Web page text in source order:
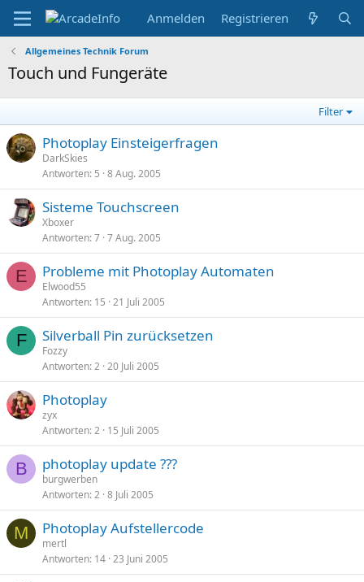
Anmelden Registrieren
Allgemeines Technik Forum
Touch und Fungeräte
Filter
Photoplay Einsteigerfragen
DarkSkies
Antworten 5 8 Aug. 2005
Sisteme Touchscreen
Xboxer
Antworten 7 7 Aug. 2005
E Probleme mit Photoplay Automaten
Elwood55
Antworten 15 21 Juli 2005
F Silverball Pin zurücksetzen
Fozzy
Antworten 2 20 Juli 2005
Photoplay
zyx
Antworten 2 15 Juli 2005
B photoplay update ???
burgwerben
Antworten 2 8 Juli 2005
M Photoplay Aufstellercode
mertl
Antworten 14 23 Juni 2005